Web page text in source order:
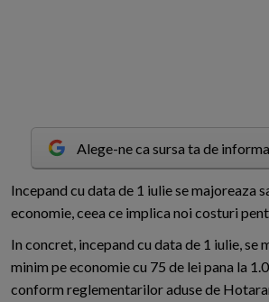
Alege-ne ca sursa ta de
Incepand cu data de 1 iulie se majoreaza
economie, ceea ce implica noi costuri
In concret, incepand cu data de 1 iulie, se
minim pe economie cu 75 de lei pana la
conform reglementarilor aduse de